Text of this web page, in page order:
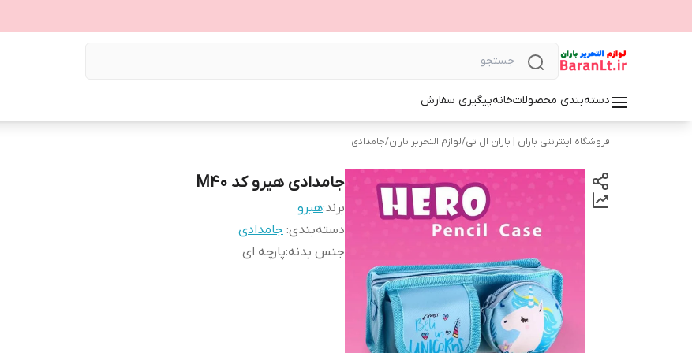
دسته‌بندی محصولاتخانهپیگیری سفارش
فروشگاه اینترنتی باران | باران ال تی/لوازم التحریر باران/جامدادی
جامدادی هیرو کد M40
برند:هیرو
دسته‌بندی: جامدادی
جنس بدنه:پارچه ای